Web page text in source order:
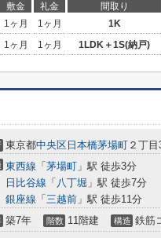
敷金 礼金 間取り
1ヶ月 1ヶ月 1K
1ヶ月 1ヶ月 1LDK＋1S(納戸)
東京都中央区 日本橋茅場町 ２丁
東西線 「 茅場町 」駅 徒歩3分
日比谷線 「 八丁堀 」駅 徒歩7分
銀座線 「 三越前 」駅 徒歩11分
築7年 階数 11階建 構造 鉄筋